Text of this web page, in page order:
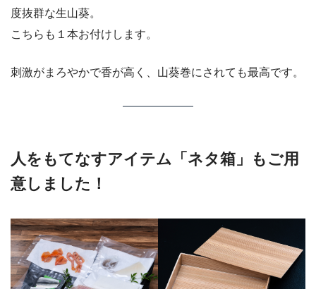
度抜群な生山葵。
こちらも１本お付けします。
刺激がまろやかで香が高く、山葵巻にされても最高です。
人をもてなすアイテム「ネタ箱」もご用
意しました！